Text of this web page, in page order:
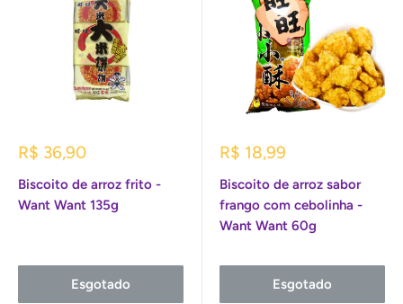
Preço
R$ 36,90
Biscoito de arroz frito -
Want Want 135g
Esgotado
Preço
R$ 18,99
Biscoito de arroz sabor
frango com cebolinha -
Want Want 60g
Esgotado